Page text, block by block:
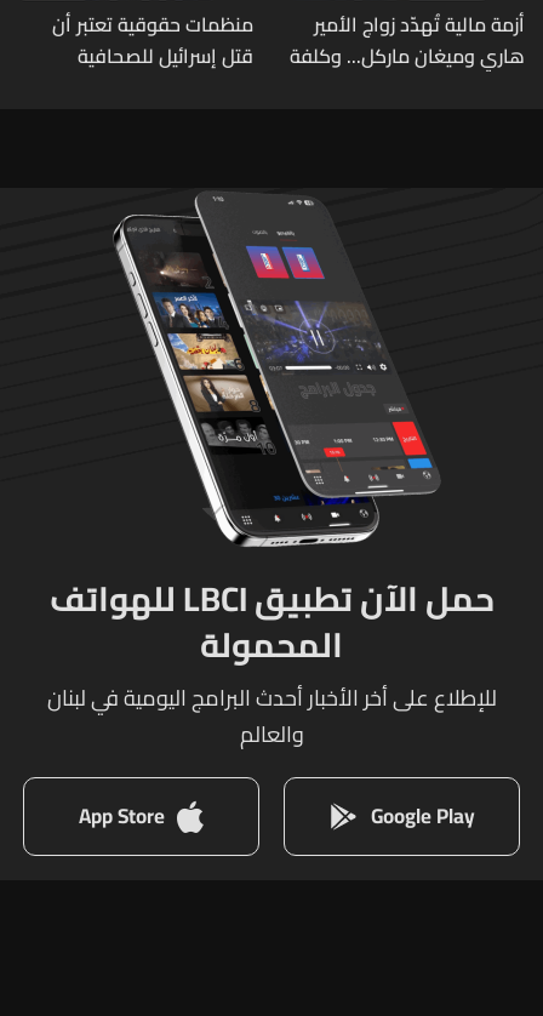
أزمة مالية تُهدّد زواج الأمير
هاري وميغان ماركل... وكلفة
منظمات حقوقية تعتبر أن
قتل إسرائيل للصحافية
حمل الآن تطبيق LBCI للهواتف
المحمولة
للإطلاع على أخر الأخبار أحدث البرامج اليومية في لبنان
والعالم
Google Play
App Store